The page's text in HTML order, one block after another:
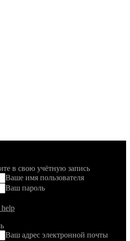
в свою учётную запись
Ваше имя пользователя
Ваш пароль
Ваш адрес электронной почты